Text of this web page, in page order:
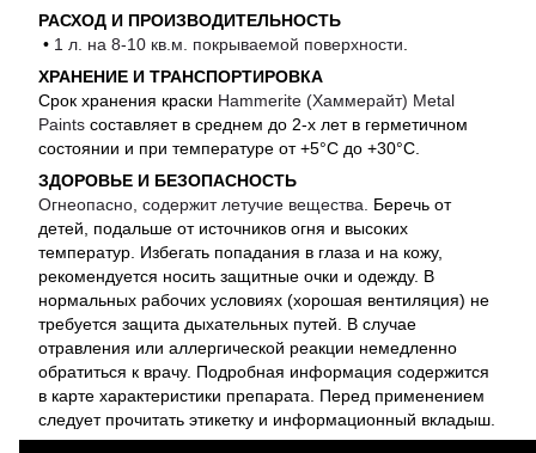
РАСХОД И ПРОИЗВОДИТЕЛЬНОСТЬ
• 1 л. на 8-10 кв.м. покрываемой поверхности.
ХРАНЕНИЕ И ТРАНСПОРТИРОВКА
Cрок хранения краски Hammerite (Хаммерайт) Metal
Paints составляет в среднем до 2-х лет в герметичном
состоянии и при температуре от +5°С до +30°C.
ЗДОРОВЬЕ И БЕЗОПАСНОСТЬ
Огнеопасно, содержит летучие вещества. Беречь от
детей, подальше от источников огня и высоких
температур. Избегать попадания в глаза и на кожу,
рекомендуется носить защитные очки и одежду. В
нормальных рабочих условиях (хорошая вентиляция) не
требуется защита дыхательных путей. В случае
отравления или аллергической реакции немедленно
обратиться к врачу. Подробная информация содержится
в карте характеристики препарата. Перед применением
следует прочитать этикетку и информационный вкладыш.